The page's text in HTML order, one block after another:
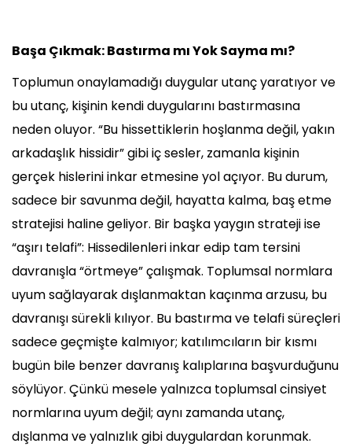
Başa Çıkmak: Bastırma mı Yok Sayma mı?
Toplumun onaylamadığı duygular utanç yaratıyor ve
bu utanç, kişinin kendi duygularını bastırmasına
neden oluyor. “Bu hissettiklerin hoşlanma değil, yakın
arkadaşlık hissidir” gibi iç sesler, zamanla kişinin
gerçek hislerini inkar etmesine yol açıyor. Bu durum,
sadece bir savunma değil, hayatta kalma, baş etme
stratejisi haline geliyor. Bir başka yaygın strateji ise
“aşırı telafi”: Hissedilenleri inkar edip tam tersini
davranışla “örtmeye” çalışmak. Toplumsal normlara
uyum sağlayarak dışlanmaktan kaçınma arzusu, bu
davranışı sürekli kılıyor. Bu bastırma ve telafi süreçleri
sadece geçmişte kalmıyor; katılımcıların bir kısmı
bugün bile benzer davranış kalıplarına başvurduğunu
söylüyor. Çünkü mesele yalnızca toplumsal cinsiyet
normlarına uyum değil; aynı zamanda utanç,
dışlanma ve yalnızlık gibi duygulardan korunmak.